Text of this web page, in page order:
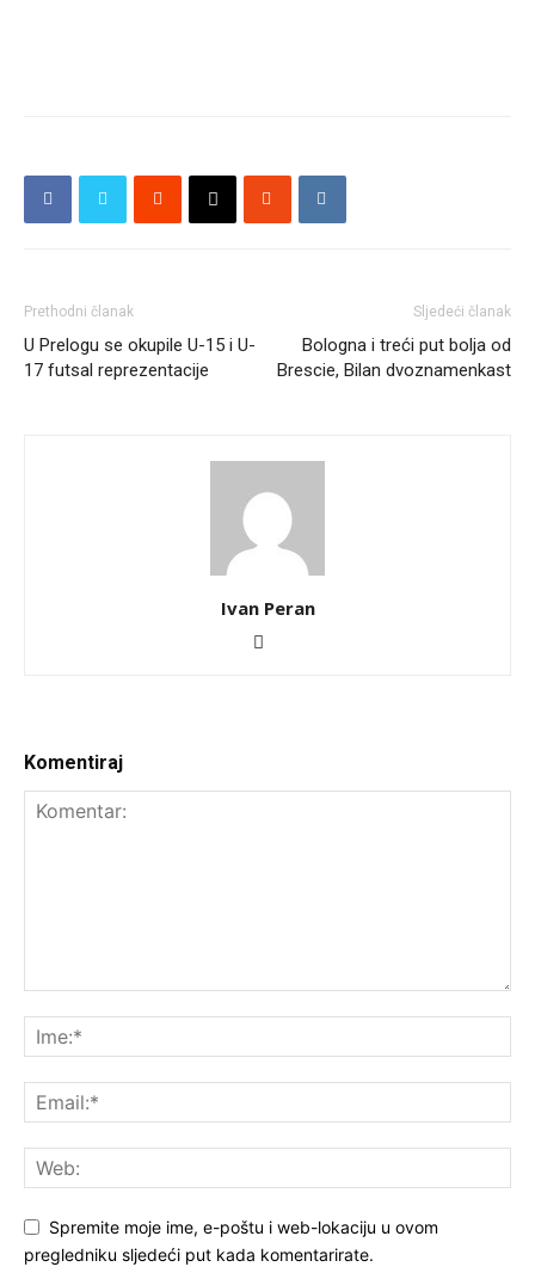
Prethodni članak
U Prelogu se okupile U-15 i U-
17 futsal reprezentacije
Sljedeći članak
Bologna i treći put bolja od
Brescie, Bilan dvoznamenkast
Ivan Peran
Komentiraj
Spremite moje ime, e-poštu i web-lokaciju u ovom
pregledniku sljedeći put kada komentarirate.